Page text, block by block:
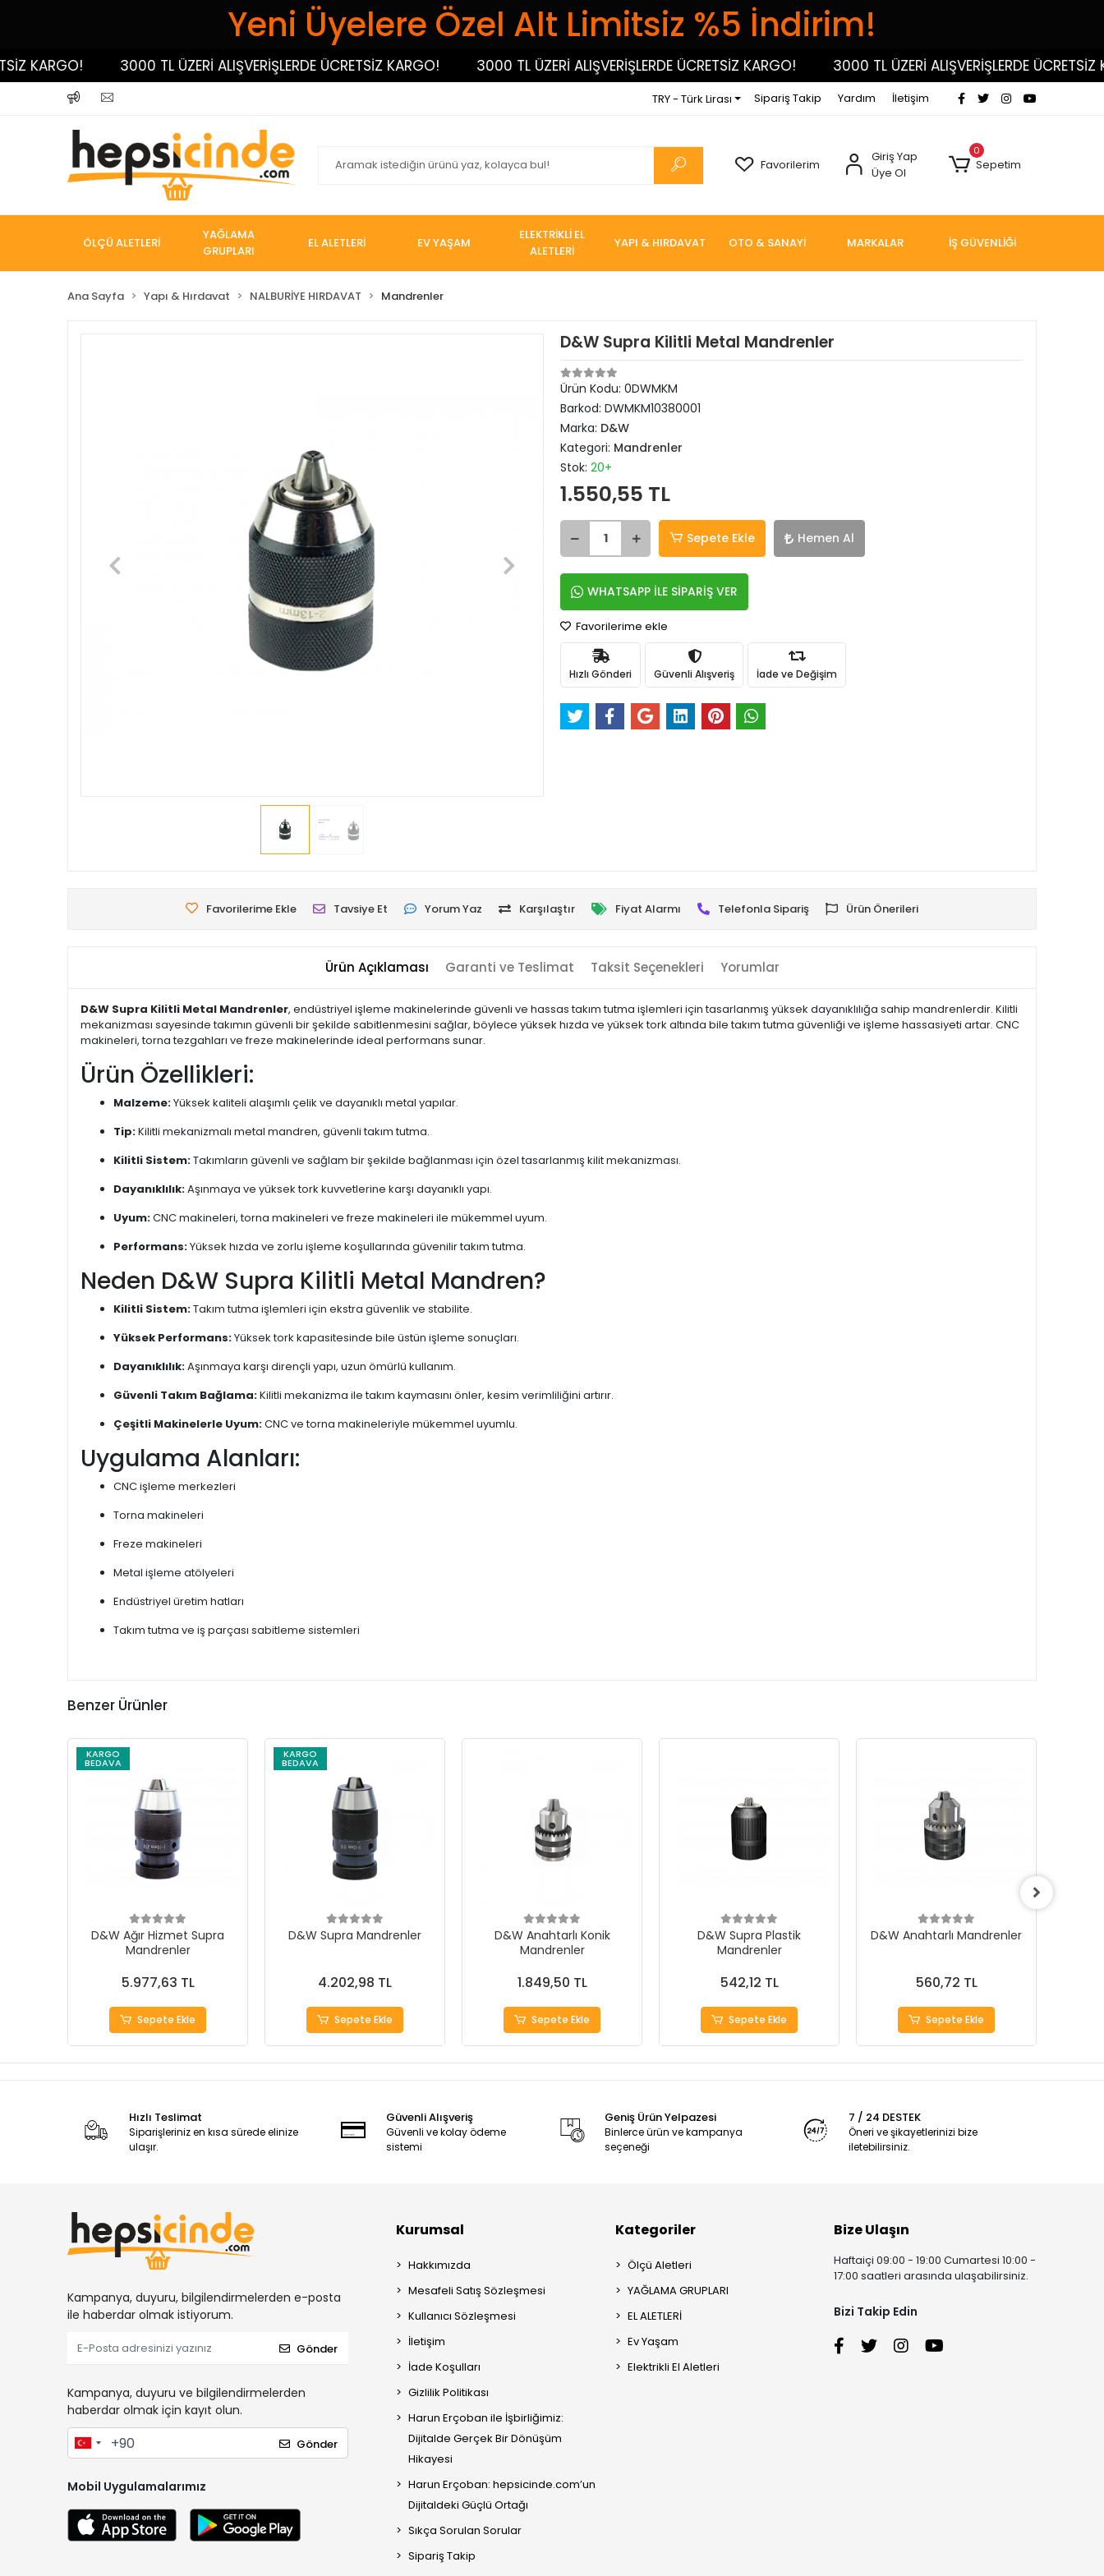
Yeni Üyelere Özel Alt Limitsiz %5 İndirim!
3000 TL ÜZERİ ALIŞVERİŞLERDE ÜCRETSİZ KARGO! 3000 TL ÜZERİ ALIŞVERİŞLERDE ÜCRETSİZ KARGO! 3000 TL ÜZERİ ALIŞVERİŞLERDE ÜCRETSİZ
TRY - Türk Lirası Sipariş Takip Yardım İletişim
Favorilerim
Giriş Yap
Üye Ol
0
Sepetim
ÖLÇÜ ALETLERİ
YAĞLAMA
GRUPLARI
EL ALETLERİ EV YAŞAM
ELEKTRİKLİ EL
ALETLERİ
YAPI & HIRDAVAT OTO & SANAYİ MARKALAR İŞ GÜVENLİĞİ
Ana Sayfa Yapı & Hırdavat NALBURİYE HIRDAVAT Mandrenler
D&W Supra Kilitli Metal Mandrenler
Ürün Kodu: 0DWMKM
Barkod: DWMKM10380001
Marka: D&W
Kategori: Mandrenler
Stok: 20+
1.550,55 TL
Sepete Ekle Hemen Al
WHATSAPP İLE SİPARİŞ VER
Favorilerime ekle
Hızlı Gönderi Güvenli Alışveriş İade ve Değişim
Favorilerime Ekle Tavsiye Et Yorum Yaz Karşılaştır Fiyat Alarmı Telefonla Sipariş Ürün Önerileri
Ürün Açıklaması Garanti ve Teslimat Taksit Seçenekleri Yorumlar
D&W Supra Kilitli Metal Mandrenler, endüstriyel işleme makinelerinde güvenli ve hassas takım tutma işlemleri için tasarlanmış yüksek dayanıklılığa sahip mandrenlerdir. Kilitli
mekanizması sayesinde takımın güvenli bir şekilde sabitlenmesini sağlar, böylece yüksek hızda ve yüksek tork altında bile takım tutma güvenliği ve işleme hassasiyeti artar. CNC
makineleri, torna tezgahları ve freze makinelerinde ideal performans sunar.
Ürün Özellikleri:
Malzeme:Yüksek kaliteli alaşımlı çelik ve dayanıklı metal yapılar.
Tip:Kilitli mekanizmalı metal mandren, güvenli takım tutma.
Kilitli Sistem:Takımların güvenli ve sağlam bir şekilde bağlanması için özel tasarlanmış kilit mekanizması.
Dayanıklılık:Aşınmaya ve yüksek tork kuvvetlerine karşı dayanıklı yapı.
Uyum:CNC makineleri, torna makineleri ve freze makineleri ile mükemmel uyum.
Performans:Yüksek hızda ve zorlu işleme koşullarında güvenilir takım tutma.
Neden D&W Supra Kilitli Metal Mandren?
Kilitli Sistem:Takım tutma işlemleri için ekstra güvenlik ve stabilite.
Yüksek Performans:Yüksek tork kapasitesinde bile üstün işleme sonuçları.
Dayanıklılık:Aşınmaya karşı dirençli yapı, uzun ömürlü kullanım.
Güvenli Takım Bağlama:Kilitli mekanizma ile takım kaymasını önler, kesim verimliliğini artırır.
Çeşitli Makinelerle Uyum:CNC ve torna makineleriyle mükemmel uyumlu.
Uygulama Alanları:
CNC işleme merkezleri
Torna makineleri
Freze makineleri
Metal işleme atölyeleri
Endüstriyel üretim hatları
Takım tutma ve iş parçası sabitleme sistemleri
Benzer Ürünler
KARGO
BEDAVA
D&W Ağır Hizmet Supra
Mandrenler
5.977,63 TL
Sepete Ekle
KARGO
BEDAVA
D&W Supra Mandrenler
4.202,98 TL
Sepete Ekle
D&W Anahtarlı Konik
Mandrenler
1.849,50 TL
Sepete Ekle
D&W Supra Plastik
Mandrenler
542,12 TL
Sepete Ekle
D&W Anahtarlı Mandrenler
560,72 TL
Sepete Ekle
Hızlı Teslimat
Siparişleriniz en kısa sürede elinize
ulaşır.
Güvenli Alışveriş
Güvenli ve kolay ödeme
sistemi
Geniş Ürün Yelpazesi
Binlerce ürün ve kampanya
seçeneği
7 / 24 DESTEK
Öneri ve şikayetlerinizi bize
iletebilirsiniz.
Kampanya, duyuru, bilgilendirmelerden e-posta
ile haberdar olmak istiyorum.
Gönder
Kampanya, duyuru ve bilgilendirmelerden
haberdar olmak için kayıt olun.
Gönder
Mobil Uygulamalarımız
Kurumsal
Hakkımızda
Mesafeli Satış Sözleşmesi
Kullanıcı Sözleşmesi
İletişim
İade Koşulları
Gizlilik Politikası
Harun Erçoban ile İşbirliğimiz:
Dijitalde Gerçek Bir Dönüşüm
Hikayesi
Harun Erçoban: hepsicinde.com’un
Dijitaldeki Güçlü Ortağı
Sıkça Sorulan Sorular
Sipariş Takip
Kategoriler
Ölçü Aletleri
YAĞLAMA GRUPLARI
EL ALETLERİ
Ev Yaşam
Elektrikli El Aletleri
Bize Ulaşın
Haftaiçi 09:00 - 19:00 Cumartesi 10:00 -
17:00 saatleri arasında ulaşabilirsiniz.
Bizi Takip Edin